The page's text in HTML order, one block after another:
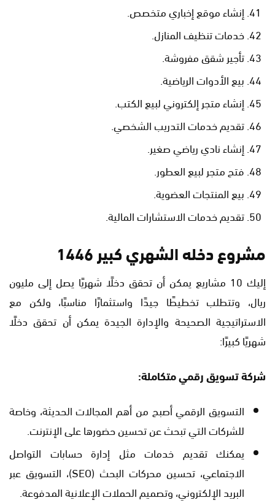
إنشاء موقع إخباري متخصص.
خدمات تنظيف المنازل.
تأجير شقق مفروشة.
بيع الأدوات الرياضية.
إنشاء متجر إلكتروني لبيع الكتب.
تقديم خدمات التدريب الشخصي.
إنشاء نادي رياضي صغير.
فتح متجر لبيع العطور.
بيع المنتجات العضوية.
تقديم خدمات الاستشارات المالية.
مشروع دخله الشهري كبير 1446
إليك 10 مشاريع يمكن أن تحقق دخلًا شهريًا يصل إلى مليون
ريال، وتتطلب تخطيطًا جيدًا واستثمارًا مناسبًا، ولكن مع
الاستراتيجية الصحيحة والإدارة الجيدة يمكن أن تحقق دخلًا
شهريًا كبيرًا:
شركة تسويق رقمي متكاملة:
التسويق الرقمي أصبح من أهم المجالات الحديثة، وخاصة
للشركات التي تبحث عن تحسين حضورها على الإنترنت.
يمكنك تقديم خدمات مثل إدارة حسابات التواصل
الاجتماعي، تحسين محركات البحث (SEO)، التسويق عبر
البريد الإلكتروني، وتصميم الحملات الإعلانية المدفوعة.